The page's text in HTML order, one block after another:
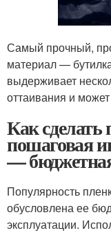
Самый прочный,
материал —
выдерживает
оттаивания и
Как
пошаговая
—
Популярность
обусловлена ее
эксплуатации.